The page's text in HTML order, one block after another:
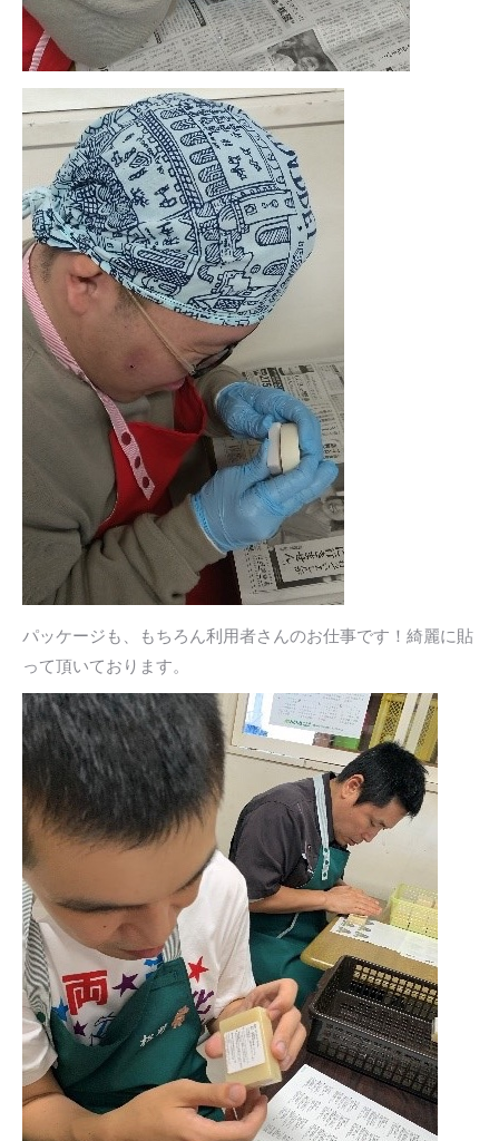
パッケージも、もちろん利用者さんのお仕事です！綺麗に貼
って頂いております。